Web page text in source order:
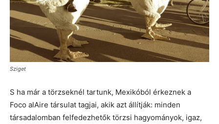
Sziget
S ha már a törzseknél tartunk, Mexikóból érkeznek a
Foco alAire társulat tagjai, akik azt állítják: minden
társadalomban felfedezhetők törzsi hagyományok, igaz,